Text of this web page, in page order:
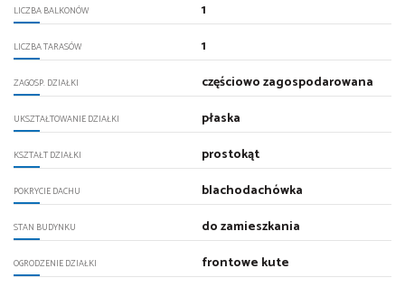
LICZBA BALKONÓW 1
LICZBA TARASÓW 1
ZAGOSP. DZIAŁKI częściowo zagospodarowana
UKSZTAŁTOWANIE DZIAŁKI płaska
KSZTAŁT DZIAŁKI prostokąt
POKRYCIE DACHU blachodachówka
STAN BUDYNKU do zamieszkania
OGRODZENIE DZIAŁKI frontowe kute